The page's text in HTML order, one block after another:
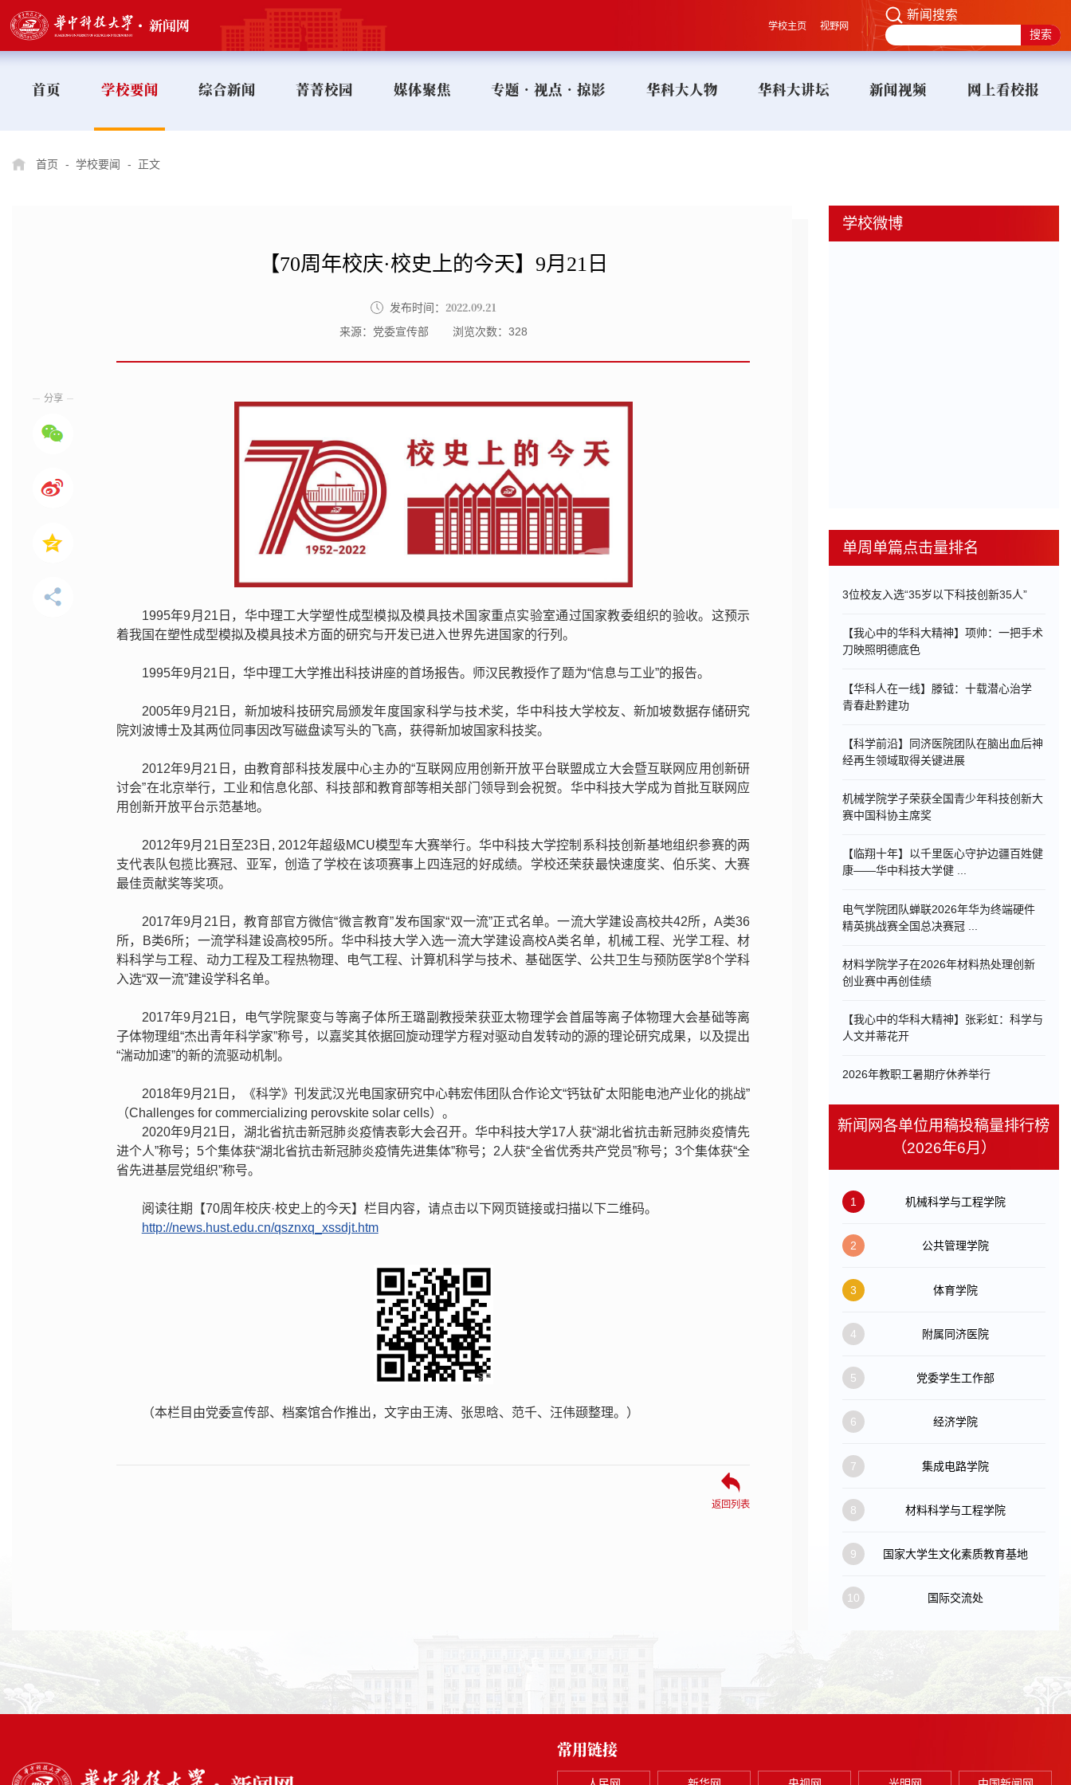
学校主页 视野网
新闻搜索
首页 学校要闻 综合新闻 菁菁校园 媒体聚焦 专题•视点•掠影 华科大人物 华科大讲坛 新闻视频 网上看校报
首页 - 学校要闻 - 正文
【70周年校庆·校史上的今天】9月21日
发布时间： 2022.09.21
来源：党委宣传部 浏览次数： 328
1995年9月21日，华中理工大学塑性成型模拟及模具技术国家重点实验室通过国家教委组织的验收。这预示
着我国在塑性成型模拟及模具技术方面的研究与开发已进入世界先进国家的行列。
1995年9月21日，华中理工大学推出科技讲座的首场报告。师汉民教授作了题为“信息与工业”的报告。
2005年9月21日，新加坡科技研究局颁发年度国家科学与技术奖，华中科技大学校友、新加坡数据存储研究
院刘波博士及其两位同事因改写磁盘读写头的飞高，获得新加坡国家科技奖。
2012年9月21日，由教育部科技发展中心主办的“互联网应用创新开放平台联盟成立大会暨互联网应用创新研
讨会”在北京举行，工业和信息化部、科技部和教育部等相关部门领导到会祝贺。华中科技大学成为首批互联网应
用创新开放平台示范基地。
2012年9月21日至23日, 2012年超级MCU模型车大赛举行。华中科技大学控制系科技创新基地组织参赛的两
支代表队包揽比赛冠、亚军，创造了学校在该项赛事上四连冠的好成绩。学校还荣获最快速度奖、伯乐奖、大赛
最佳贡献奖等奖项。
2017年9月21日，教育部官方微信“微言教育”发布国家“双一流”正式名单。一流大学建设高校共42所，A类36
所，B类6所；一流学科建设高校95所。华中科技大学入选一流大学建设高校A类名单，机械工程、光学工程、材
料科学与工程、动力工程及工程热物理、电气工程、计算机科学与技术、基础医学、公共卫生与预防医学8个学科
入选“双一流”建设学科名单。
2017年9月21日，电气学院聚变与等离子体所王璐副教授荣获亚太物理学会首届等离子体物理大会基础等离
子体物理组“杰出青年科学家”称号，以嘉奖其依据回旋动理学方程对驱动自发转动的源的理论研究成果，以及提出
“湍动加速”的新的流驱动机制。
2018年9月21日，《科学》刊发武汉光电国家研究中心韩宏伟团队合作论文“钙钛矿太阳能电池产业化的挑战”
（Challenges for commercializing perovskite solar cells）。
2020年9月21日，湖北省抗击新冠肺炎疫情表彰大会召开。华中科技大学17人获“湖北省抗击新冠肺炎疫情先
进个人”称号；5个集体获“湖北省抗击新冠肺炎疫情先进集体”称号；2人获“全省优秀共产党员”称号；3个集体获“全
省先进基层党组织”称号。
阅读往期【70周年校庆·校史上的今天】栏目内容，请点击以下网页链接或扫描以下二维码。
http://news.hust.edu.cn/qsznxq_xssdjt.htm
（本栏目由党委宣传部、档案馆合作推出，文字由王涛、张思晗、范千、汪伟颋整理。）
分享
返回列表
学校微博
单周单篇点击量排名
3位校友入选“35岁以下科技创新35人”
【我心中的华科大精神】项帅：一把手术
刀映照明德底色
【华科人在一线】滕钺：十载潜心治学
青春赴黔建功
【科学前沿】同济医院团队在脑出血后神
经再生领域取得关键进展
机械学院学子荣获全国青少年科技创新大
赛中国科协主席奖
【临翔十年】以千里医心守护边疆百姓健
康——华中科技大学健 ...
电气学院团队蝉联2026年华为终端硬件
精英挑战赛全国总决赛冠 ...
材料学院学子在2026年材料热处理创新
创业赛中再创佳绩
【我心中的华科大精神】张彩虹：科学与
人文并蒂花开
​2026年教职工暑期疗休养举行
新闻网各单位用稿投稿量排行榜
（2026年6月）
1 机械科学与工程学院
2 公共管理学院
3 体育学院
4 附属同济医院
5 党委学生工作部
6 经济学院
7 集成电路学院
8 材料科学与工程学院
9 国家大学生文化素质教育基地
10 国际交流处
常用链接